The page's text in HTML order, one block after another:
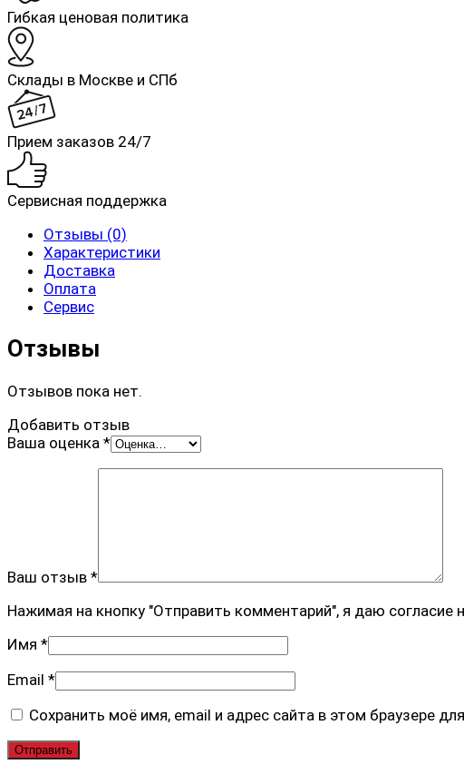
Гибкая ценовая политика
Склады в Москве и СПб
Прием заказов 24/7
Сервисная поддержка
Отзывы (0)
Характеристики
Доставка
Оплата
Сервис
Отзывы
Отзывов пока нет.
Добавить отзыв
Ваша оценка *
Ваш отзыв *
Нажимая на кнопку "Отправить комментарий", я даю согласие
Имя *
Email *
Сохранить моё имя, email и адрес сайта в этом браузере